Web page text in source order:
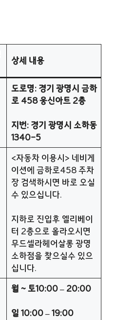
상세 내용
도로명: 경기 광명시 금하
로 458 웅신아트 2층
지번: 경기 광명시 소하동
1340-5
<자동차 이용시> 네비게
이션에 금하로458 주차
장 검색하시면 바로 오실
수 있으십니다.
지하로 진입후 엘리베이
터 2층으로 올라오시면
무드셀라헤어살롱 광명
소하점을 찾으실수 있으
십니다.
월 ~ 토10:00 – 20:00
일 10:00 – 19:00